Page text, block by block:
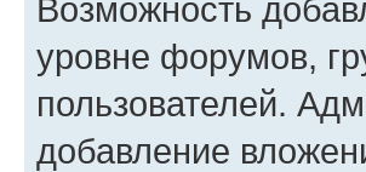
Возможность
уровне форумов,
пользователей.
добавление